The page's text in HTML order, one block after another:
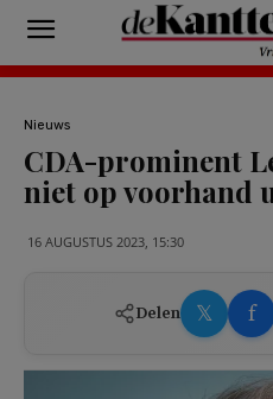
Nieuws
CDA-prominent
niet op voorhand
16 AUGUSTUS 2023, 15:30
Delen 𝕏 f